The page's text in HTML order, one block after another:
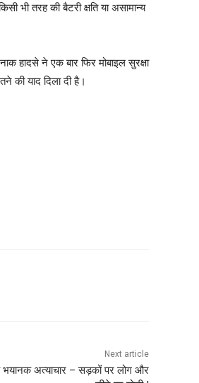
भी तरह की बैटरी क्षति या असामान्य
हादसे ने एक बार फिर मोबाइल सुरक्षा
की याद दिला दी है।
Next article
भयानक अत्याचार – सड़कों पर लोग और